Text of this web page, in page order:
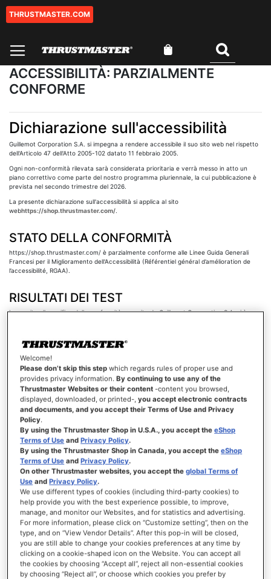
Salta
THRUSTMASTER.COM
ACCESSIBILITÀ: PARZIALMENTE
CONFORME
Dichiarazione sull'accessibilità
Guillemot Corporation S.A. si impegna a rendere accessibile il suo sito web nel rispetto
dell'Articolo 47 dell'Atto 2005-102 datato 11 febbraio 2005.
Ogni non-conformità rilevata sarà considerata prioritaria e verrà messo in atto un
piano correttivo come parte del nostro programma pluriennale, la cui pubblicazione è
prevista nel secondo trimestre del 2026.
La presente dichiarazione sull'accessibilità si applica al sito
webhttps://shop.thrustmaster.com/.
STATO DELLA CONFORMITÀ
https://shop.thrustmaster.com/ è parzialmente conforme alle Linee Guida Generali
Francesi per il Miglioramento dell'Accessibilità (Référentiel général d’amélioration de
l’accessibilité, RGAA).
RISULTATI DEI TEST
In seguito alla verifica della conformità eseguita da Guillemot Corporation S.A. si è
Clicca qui per consultare il report dettagliato della verifica.
PREDISPOSIZIONE DELLA PRESENTE
DICHIARAZIONE SULL'ACCESSIBILITÀ
La presente dichiarazione è stata predisposta in data 23 marzo 2026.
Tecnologie utilizzate per creare questo sito web
HTML
CSS
JavaScript
Ambiente di test
Le verifiche sul rendering dei contenuti si sono svolte sulla base della combinazione
stabilita nella base di riferimento delle RGAA, utilizzando le seguenti versioni:
Su dispositivi portatili Android, con Google Chrome e Talkback
Su computer in ambiente macOS, con Safari e VoiceOver
Welcome!
Please don’t skip this step which regards rules of proper use and
provides privacy information.By continuing to use any of the
Thrustmaster Websites or their content -content you browsed,
displayed, downloaded, or printed-,you accept electronic contracts
and documents, and you accept their Terms of Use and Privacy
Policy.
By using the Thrustmaster Shop in U.S.A., you accept theeShop
Terms of Use andPrivacy Policy.
By using the Thrustmaster Shop in Canada, you accept theeShop
Terms of Use andPrivacy Policy.
On other Thrustmaster websites, you accept theglobal Terms of
Use andPrivacy Policy.
We use different types of cookies (including third-party cookies) to
help provide you with the best experience possible, to improve,
manage, and monitor our Websites, and for statistics and advertising.
For more information, please click on “Customize setting”, then on the
type, and on “View Vendor Details”. After this pop-in will be closed,
you are still able to change your cookies preferences at any time by
clicking on a cookie-shaped icon on the Website. You can accept all
the cookies by choosing “Accept all”, reject all non-essential cookies
by choosing “Reject all”, or choose which cookies you prefer by